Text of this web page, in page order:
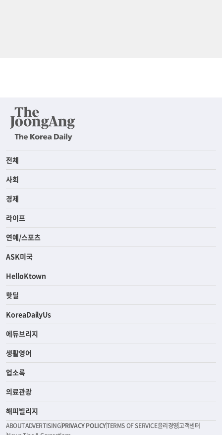
전체
사회
경제
라이프
연예/스포츠
ASK미국
HelloKtown
핫딜
KoreaDailyUs
에듀브리지
생활영어
업소록
의료관광
해피빌리지
ABOUTADVERTISINGPRIVACY POLICYTERMS OF SERVICE윤리경영고객센터